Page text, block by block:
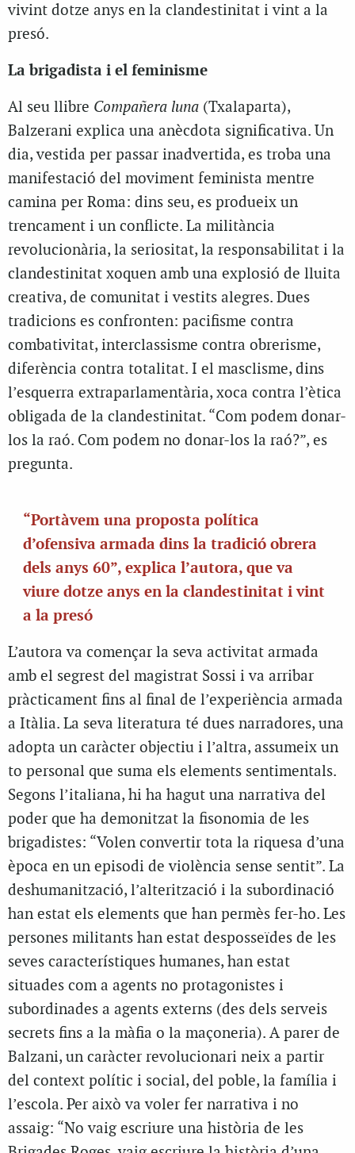
vivint dotze anys en la clandestinitat i vint a la
presó.
La brigadista i el feminisme
Al seu llibre Compañera luna (Txalaparta),
Balzerani explica una anècdota significativa. Un
dia, vestida per passar inadvertida, es troba una
manifestació del moviment feminista mentre
camina per Roma: dins seu, es produeix un
trencament i un conflicte. La militància
revolucionària, la seriositat, la responsabilitat i la
clandestinitat xoquen amb una explosió de lluita
creativa, de comunitat i vestits alegres. Dues
tradicions es confronten: pacifisme contra
combativitat, interclassisme contra obrerisme,
diferència contra totalitat. I el masclisme, dins
l’esquerra extraparlamentària, xoca contra l’ètica
obligada de la clandestinitat. “Com podem donar-
los la raó. Com podem no donar-los la raó?”, es
pregunta.
“Portàvem una proposta política
d’ofensiva armada dins la tradició obrera
dels anys 60”, explica l’autora, que va
viure dotze anys en la clandestinitat i vint
a la presó
L’autora va començar la seva activitat armada
amb el segrest del magistrat Sossi i va arribar
pràcticament fins al final de l’experiència armada
a Itàlia. La seva literatura té dues narradores, una
adopta un caràcter objectiu i l’altra, assumeix un
to personal que suma els elements sentimentals.
Segons l’italiana, hi ha hagut una narrativa del
poder que ha demonitzat la fisonomia de les
brigadistes: “Volen convertir tota la riquesa d’una
època en un episodi de violència sense sentit”. La
deshumanització, l’alterització i la subordinació
han estat els elements que han permès fer-ho. Les
persones militants han estat desposseïdes de les
seves característiques humanes, han estat
situades com a agents no protagonistes i
subordinades a agents externs (des dels serveis
secrets fins a la màfia o la maçoneria). A parer de
Balzani, un caràcter revolucionari neix a partir
del context polític i social, del poble, la família i
l’escola. Per això va voler fer narrativa i no
assaig: “No vaig escriure una història de les